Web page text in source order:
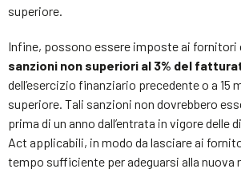
superiore.
Infine, possono essere imposte ai fornitori
sanzioni non superiori al 3% del
dell’esercizio finanziario precedente o a 15
superiore. Tali sanzioni non dovrebbero
prima di un anno dall’entrata in vigore delle
Act applicabili, in modo da lasciare ai
tempo sufficiente per adeguarsi alla nuova